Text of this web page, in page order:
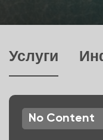
Услуги
No Content